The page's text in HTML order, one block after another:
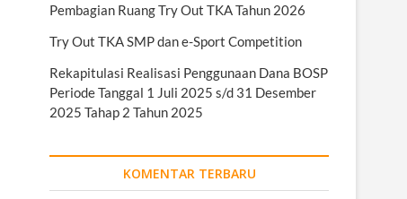
Pembagian Ruang Try Out TKA Tahun 2026
Try Out TKA SMP dan e-Sport Competition
Rekapitulasi Realisasi Penggunaan Dana BOSP
Periode Tanggal 1 Juli 2025 s/d 31 Desember
2025 Tahap 2 Tahun 2025
KOMENTAR TERBARU